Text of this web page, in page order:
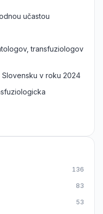
učastou
transfuziologov
v roku 2024
136
83
53